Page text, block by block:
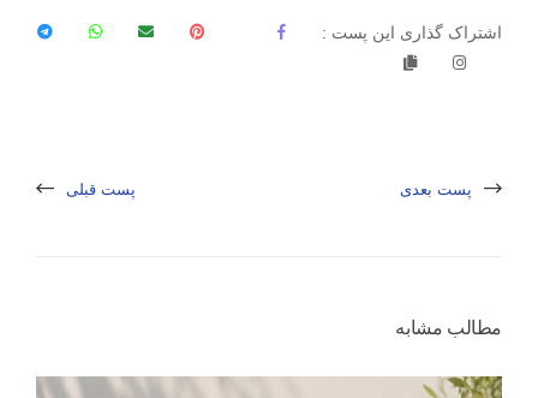
اشتراک گذاری این پست :
پست قبلی پست بعدی
مطالب مشابه